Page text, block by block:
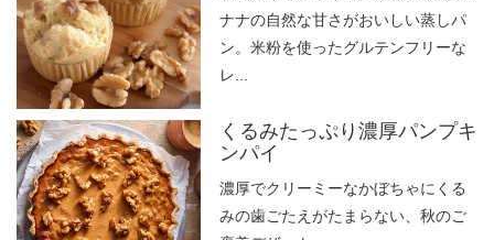
ナナの自然な甘さがおいしい蒸しパ
ン。米粉を使ったグルテンフリーな
レ...
くるみたっぷり濃厚パンプキ
ンパイ
濃厚でクリーミーなかぼちゃにくる
みの歯ごたえがたまらない、秋のご